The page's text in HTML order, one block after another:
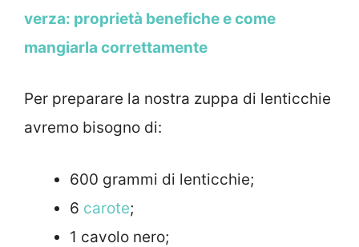
verza: proprietà benefiche e come
mangiarla correttamente
Per preparare la nostra zuppa di lenticchie
avremo bisogno di:
600 grammi di lenticchie;
6 carote;
1 cavolo nero;